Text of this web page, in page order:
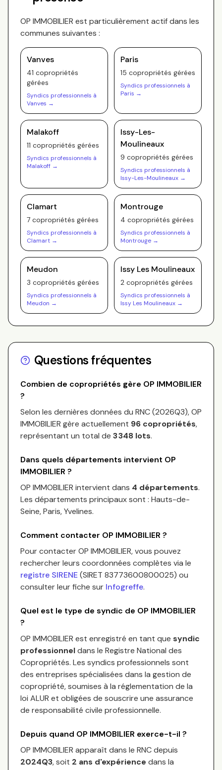
OP IMMOBILIER est particulièrement actif dans les
communes suivantes :
Vanves
41 copropriétés
gérées
Syndics professionnels à
Vanves →
Paris
15 copropriétés gérées
Syndics professionnels à
Paris →
Malakoff
11 copropriétés gérées
Syndics professionnels à
Malakoff →
Issy-Les-
Moulineaux
9 copropriétés gérées
Syndics professionnels à
Issy-Les-Moulineaux →
Clamart
7 copropriétés gérées
Syndics professionnels à
Clamart →
Montrouge
4 copropriétés gérées
Syndics professionnels à
Montrouge →
Meudon
3 copropriétés gérées
Syndics professionnels à
Meudon →
Issy Les Moulineaux
2 copropriétés gérées
Syndics professionnels à
Issy Les Moulineaux →
Questions fréquentes
Combien de copropriétés gère OP IMMOBILIER
?
Selon les dernières données du RNC (2026Q3),OP
IMMOBILIER gère actuellement 96 copropriétés,
représentant un total de 3 348 lots.
Dans quels départements intervient OP
IMMOBILIER ?
OP IMMOBILIER intervient dans 4 départements.
Les départements principaux sont : Hauts-de-
Seine, Paris, Yvelines.
Comment contacter OP IMMOBILIER ?
Pour contacterOP IMMOBILIER, vous pouvez
rechercher leurs coordonnées complètes via le
registre SIRENE (SIRET 83773600800025) ou
consulter leur fiche sur Infogreffe.
Quel est le type de syndic de OP IMMOBILIER
?
OP IMMOBILIER est enregistré en tant que syndic
professionneldans le Registre National des
Copropriétés. Les syndics professionnels sont
des entreprises spécialisées dans la gestion de
copropriété, soumises à la réglementation de la
loi ALUR et obligées de souscrire une assurance
de responsabilité civile professionnelle.
Depuis quand OP IMMOBILIER exerce-t-il ?
OP IMMOBILIER apparaît dans le RNC depuis
2024Q3, soit 2 ans d'expérience dans la